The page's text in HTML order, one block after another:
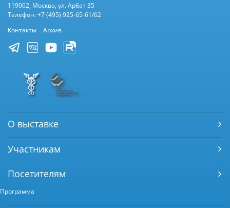
119002, Москва, ул. Арбат 35
Телефон: +7 (495) 925-65-61/62
Контакты
Архив
О выставке
Участникам
Посетителям
Программа